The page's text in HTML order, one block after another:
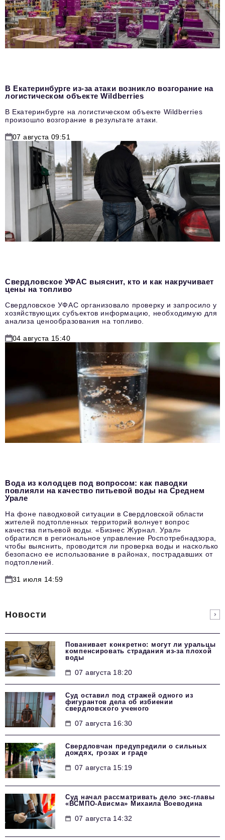
В Екатеринбурге из-за атаки возникло возгорание на
логистическом объекте Wildberries
В Екатеринбурге на логистическом объекте Wildberries
произошло возгорание в результате атаки.
07 августа 09:51
Свердловское УФАС выяснит, кто и как накручивает
цены на топливо
Свердловское УФАС организовало проверку и запросило у
хозяйствующих субъектов информацию, необходимую для
анализа ценообразования на топливо.
04 августа 15:40
Вода из колодцев под вопросом: как паводки
повлияли на качество питьевой воды на Среднем
Урале
На фоне паводковой ситуации в Свердловской области
жителей подтопленных территорий волнует вопрос
качества питьевой воды. «Бизнес Журнал. Урал»
обратился в региональное управление Роспотребнадзора,
чтобы выяснить, проводится ли проверка воды и насколько
безопасно ее использование в районах, пострадавших от
подтоплений.
31 июля 14:59
Новости
Пованивает конкретно: могут ли уральцы
компенсировать страдания из-за плохой
воды
07 августа 18:20
Суд оставил под стражей одного из
фигурантов дела об избиении
свердловского ученого
07 августа 16:30
Свердловчан предупредили о сильных
дождях, грозах и граде
07 августа 15:19
Суд начал рассматривать дело экс-главы
«ВСМПО-Ависма» Михаила Воеводина
07 августа 14:32